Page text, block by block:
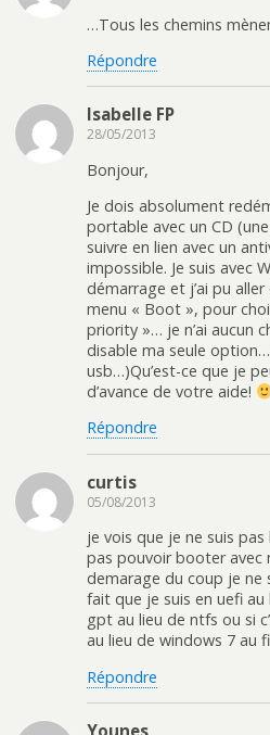
…Tous les chemins
Répondre
Isabelle FP
28/05/2013
Bonjour,
Je dois absolument
portable avec un CD
suivre en lien avec un
impossible. Je suis avec
démarrage et j’ai pu
menu « Boot », pour
priority »… je n’ai aucun
disable ma seule
usb…)Qu’est-ce que je
d’avance de votre aide!
Répondre
curtis
05/08/2013
je vois que je ne suis
pas pouvoir booter avec
demarage du coup je ne
fait que je suis en uefi
gpt au lieu de ntfs ou si
au lieu de windows 7 au
Répondre